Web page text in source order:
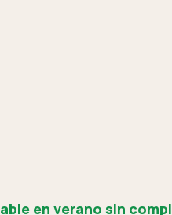
en verano sin